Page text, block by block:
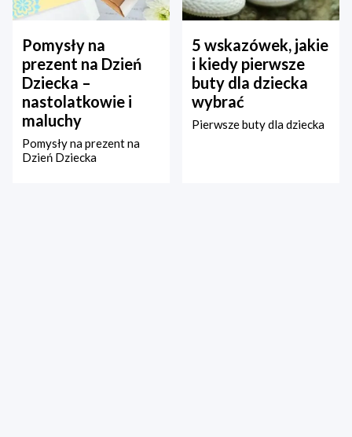
Pomysły na
prezent na Dzień
Dziecka –
nastolatkowie i
maluchy
Pomysły na prezent na
Dzień Dziecka
5 wskazówek, jakie
i kiedy pierwsze
buty dla dziecka
wybrać
Pierwsze buty dla dziecka